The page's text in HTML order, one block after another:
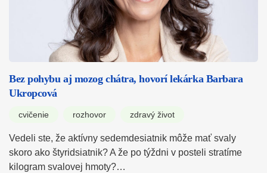
Bez pohybu aj mozog chátra, hovorí lekárka Barbara
Ukropcová
cvičenie rozhovor zdravý život
Vedeli ste, že aktívny sedemdesiatnik môže mať svaly
skoro ako štyridsiatnik? A že po týždni v posteli stratíme
kilogram svalovej hmoty?…